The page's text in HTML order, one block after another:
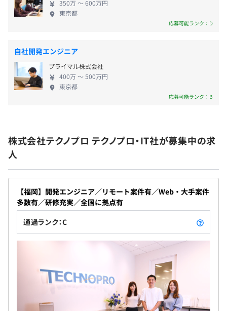
技術社員（男性5,614名、女性1,351名）
2名～6名、30名体制までの開発を行っております。
1プロジェクトの単位期間はプロジェクトにより異なりま
・育児休暇
・入社時休暇（5日）
＜福利厚生＞
蓄制度、赴任一時金・赴任手当、帰省旅費補助、引越費用
補助、慶弔見舞金制度、退職金制度、労働組合あり、パパ
ママ育児応援金制度あり、定年再雇用あり
＜研修制度＞
入社導入研修、技術研修、ヒューマン・ビジネス研修、e
ラーニング研修、Winスクール/Winラーニング（100種以
上のカリキュラムが受講無料）
※各種制度・研修の利用については、社内承認が必要です
年1回
350万 〜 600万円
東京都
応募可能ランク：D
自社開発エンジニア
プライマル株式会社
400万 〜 500万円
東京都
応募可能ランク：B
株式会社テクノプロ テクノプロ・IT社が募集中の求
人
【福岡】開発エンジニア／リモート案件有／Web・大手案件
多数有／研修充実／全国に拠点有
通過ランク：C